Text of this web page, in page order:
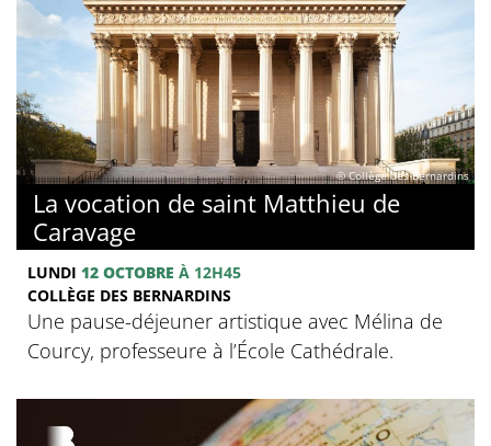
© Collège des Bernardins
La vocation de saint Matthieu de
Caravage
LUNDI 12 OCTOBRE À 12H45
COLLÈGE DES BERNARDINS
Une pause-déjeuner artistique avec Mélina de
Courcy, professeure à l’École Cathédrale.